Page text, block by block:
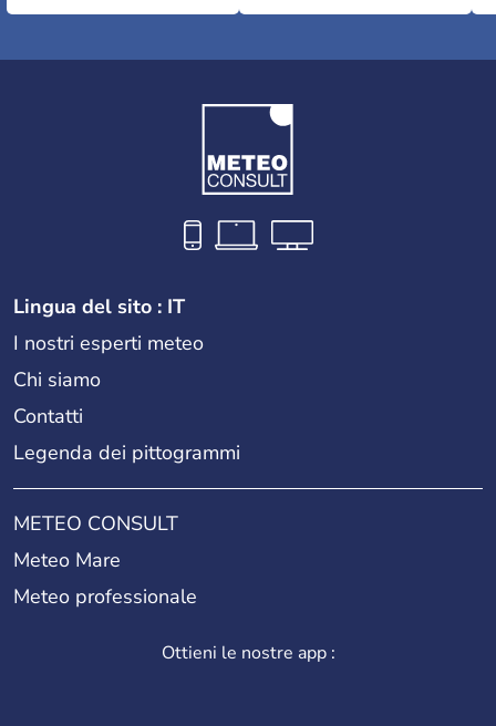
Lingua del sito : IT
I nostri esperti meteo
Chi siamo
Contatti
Legenda dei pittogrammi
METEO CONSULT
Meteo Mare
Meteo professionale
Ottieni le nostre app :